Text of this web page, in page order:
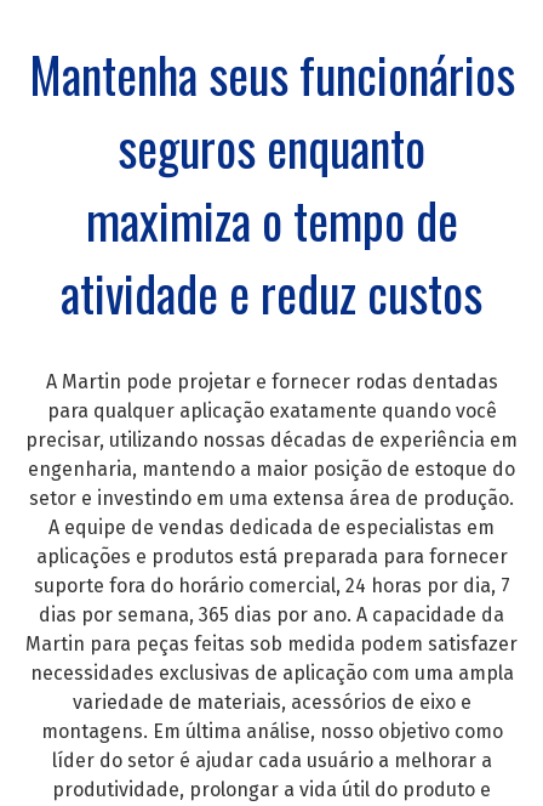
Mantenha seus funcionários
seguros enquanto
maximiza o tempo de
atividade e reduz custos
A Martin pode projetar e fornecer rodas dentadas
para qualquer aplicação exatamente quando você
precisar, utilizando nossas décadas de experiência em
engenharia, mantendo a maior posição de estoque do
setor e investindo em uma extensa área de produção.
A equipe de vendas dedicada de especialistas em
aplicações e produtos está preparada para fornecer
suporte fora do horário comercial, 24 horas por dia, 7
dias por semana, 365 dias por ano. A capacidade da
Martin para peças feitas sob medida podem satisfazer
necessidades exclusivas de aplicação com uma ampla
variedade de materiais, acessórios de eixo e
montagens. Em última análise, nosso objetivo como
líder do setor é ajudar cada usuário a melhorar a
produtividade, prolongar a vida útil do produto e